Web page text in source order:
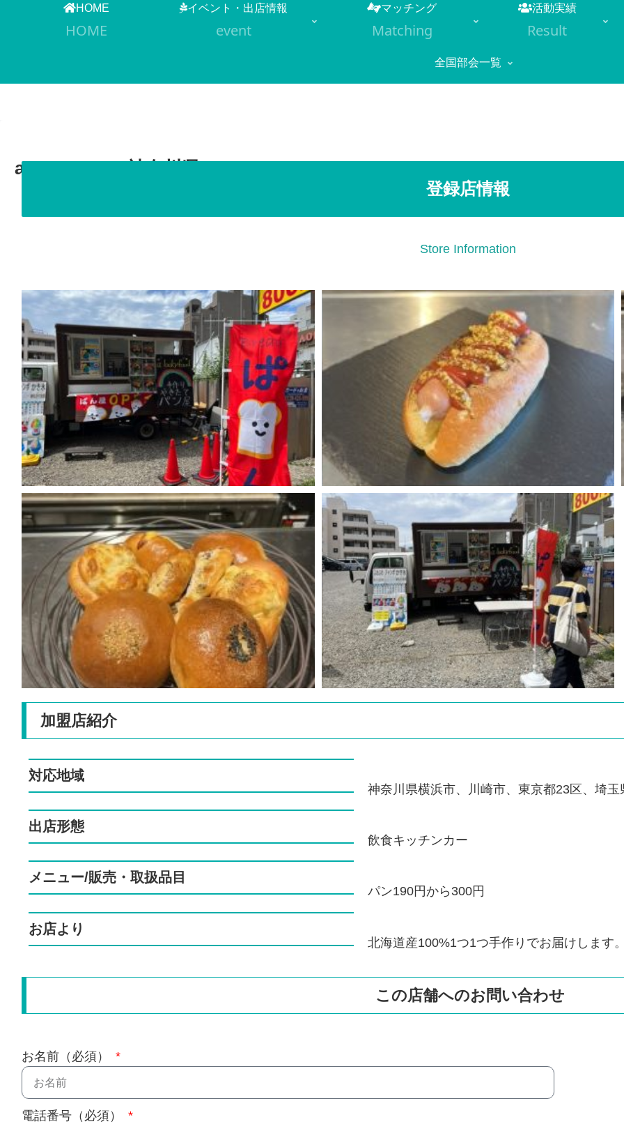
HOME
HOME
イベント・出店情報
event
マッチング
Matching
活動実績
Result
全国部会一覧
aluckyfood（神奈川県）
登録店情報
Store Information
加盟店紹介
対応地域
神奈川県横浜市、川崎市、東京都23区、埼
出店形態
飲食キッチンカー
メニュー/販売・取扱品目
パン190円から300円
お店より
北海道産100%1つ1つ手作りでお届けします
この店舗へのお問い合わせ
お名前（必須）
電話番号（必須）